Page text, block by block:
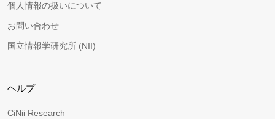
個人情報の扱いについて
お問い合わせ
国立情報学研究所 (NII)
ヘルプ
CiNii Research